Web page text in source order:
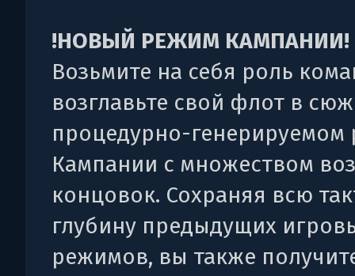
!НОВЫЙ РЕЖИМ КАМПАНИИ!
Возьмите на себя роль
возглавьте свой флот в
процедурно-генерируемом
Кампании с множеством
концовок. Сохраняя всю
глубину предыдущих
режимов, вы также